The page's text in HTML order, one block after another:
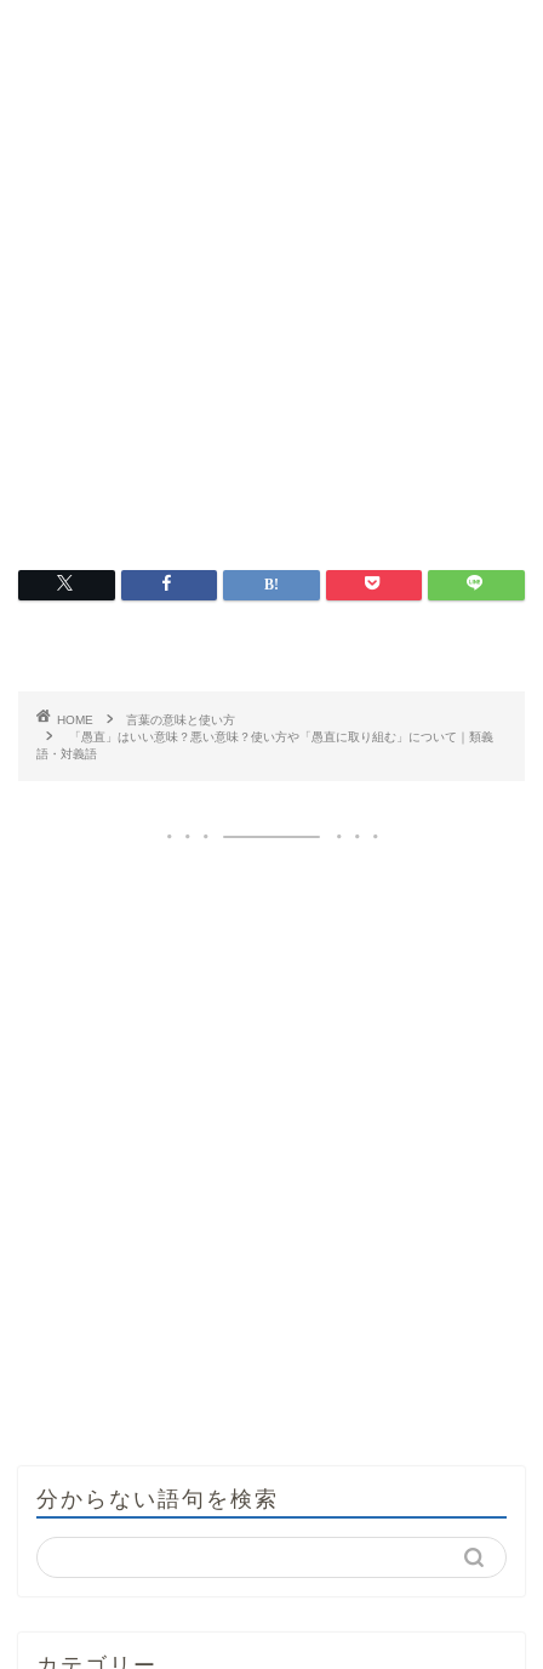
HOME
言葉の意味と使い方
「愚直」はいい意味？悪い意味？使い方や「愚直に取り組む」について｜類義
語・対義語
分からない語句を検索